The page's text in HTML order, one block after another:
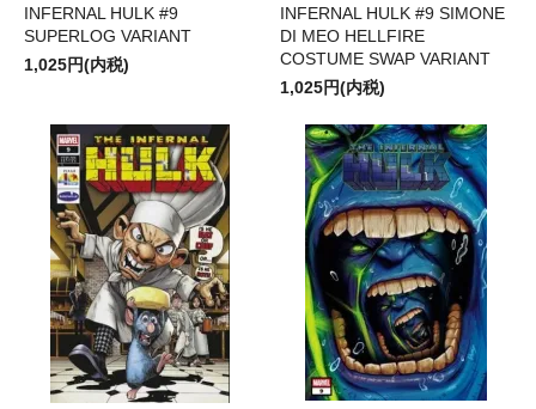
INFERNAL HULK #9
SUPERLOG VARIANT
1,025円(内税)
INFERNAL HULK #9 SIMONE
DI MEO HELLFIRE
COSTUME SWAP VARIANT
1,025円(内税)